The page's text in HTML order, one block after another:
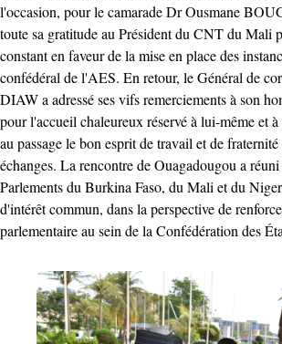
l'occasion, pour le camarade Dr Ousmane
toute sa gratitude au Président du CNT du Mali
constant en faveur de la mise en place des
confédéral de l'AES. En retour, le Général de
DIAW a adressé ses vifs remerciements à son
pour l'accueil chaleureux réservé à lui-même et
au passage le bon esprit de travail et de
échanges. La rencontre de Ouagadougou a
Parlements du Burkina Faso, du Mali et du
d'intérêt commun, dans la perspective de
parlementaire au sein de la Confédération des